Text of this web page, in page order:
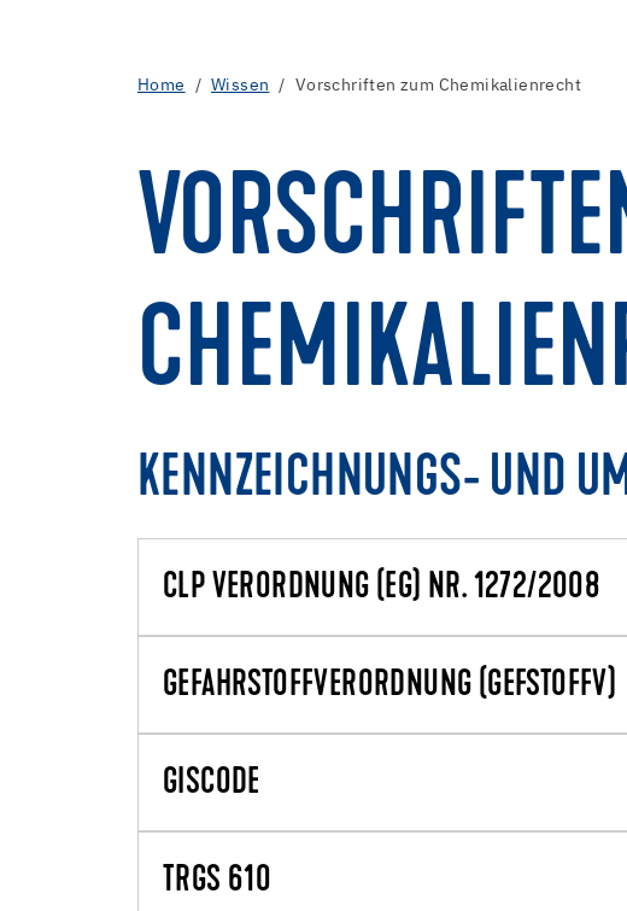
Home Wissen Vorschriften zum Chemikalienrecht
KENNZEICHNUNGS- UND
CLP VERORDNUNG (EG) NR. 1272/2008
GEFAHRSTOFFVERORDNUNG (GEFSTOFFV)
GISCODE
TRGS 610